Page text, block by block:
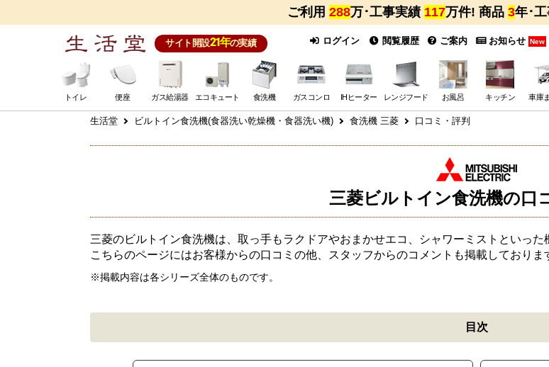
ご利用 288万･工事実績 117万件! 商品 3年･
サイト開設21年の実績 ログイン 閲覧履歴 ご案内 お知らせ New
トイレ 便座 ガス給湯器 エコキュート 食洗機 ガスコンロ IHヒーター レンジフード お風呂 キッチン 車庫
生活堂 ビルトイン食洗機(食器洗い乾燥機・食器洗い機) 食洗機 三菱 口コミ・評判
三菱ビルトイン食洗機の口
三菱のビルトイン食洗機は、取っ手もラクドアやおまかせエコ、シャワーミストといった
こちらのページにはお客様からの口コミの他、スタッフからのコメントも掲載しており
※掲載内容は各シリーズ全体のものです。
目次